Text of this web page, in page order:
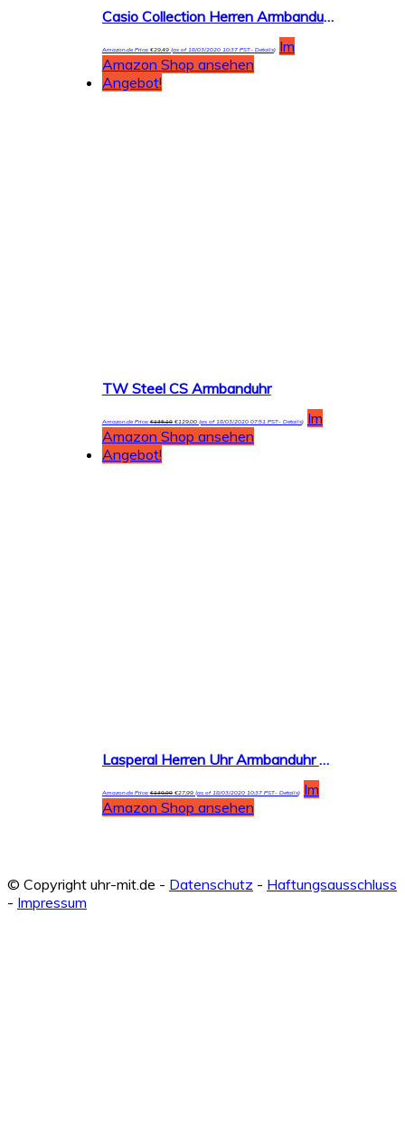
Casio Collection Herren Armbanduhr MTP-1302PD
Amazon.de Price:€29,49(as of 18/03/2020 10:37 PST- Details)
Im
Amazon Shop ansehen
Angebot!
TW Steel CS Armbanduhr
Amazon.de Price:€135,10 €129,00(as of 18/03/2020 07:51 PST- Details)
Im
Amazon Shop ansehen
Angebot!
Lasperal Herren Uhr Armbanduhr Uhren Business Luxus Wasserdicht Quarzuhr Businessuhr Analog mit Datumsanzeige Edelstahl Sport Schwarz Rund
Amazon.de Price:€139,99 €27,99(as of 18/03/2020 10:37 PST- Details)
Im
Amazon Shop ansehen
© Copyright uhr-mit.de - Datenschutz - Haftungsausschluss
- Impressum